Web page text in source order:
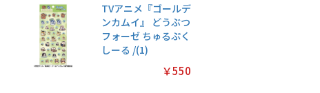
TVアニメ『ゴールデ
ンカムイ』 どうぶつ
フォーゼ ちゅるぷく
しーる /(1)
￥550